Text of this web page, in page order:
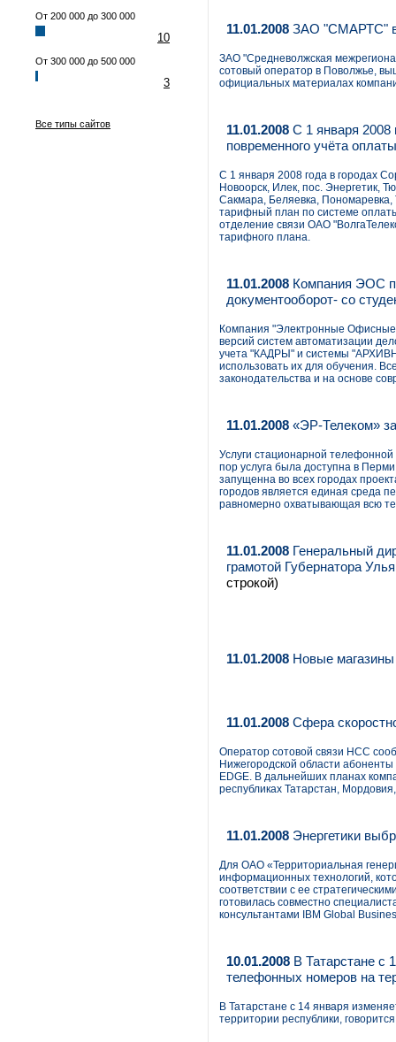
От 200 000 до 300 000
10
От 300 000 до 500 000
3
Все типы сайтов
11.01.2008 ЗАО "СМАРТС"
ЗАО "Средневолжская
сотовый оператор в Поволжье,
официальных материалах
11.01.2008 С 1 января 2008
повременного учёта
С 1 января 2008 года в городах
Новоорск, Илек, пос. Энергетик,
Сакмара, Беляевка,
тарифный план по системе
отделение связи ОАО
тарифного плана.
11.01.2008 Компания ЭОС
документооборот- со
Компания "Электронные
версий систем автоматизации
учета "КАДРЫ" и системы
использовать их для обучения.
законодательства и на основе
11.01.2008 «ЭР-Телеком»
Услуги стационарной
пор услуга была доступна в
запущенна во всех городах
городов является единая среда
равномерно охватывающая всю
11.01.2008 Генеральный
грамотой Губернатора
строкой)
11.01.2008 Новые
11.01.2008 Сфера
Оператор сотовой связи НСС
Нижегородской области
EDGE. В дальнейших планах
республиках Татарстан,
11.01.2008 Энергетики
Для ОАО «Территориальная
информационных технологий,
соответствии с ее
готовилась совместно
консультантами IBM Global
10.01.2008 В Татарстане с
телефонных номеров на
В Татарстане с 14 января
территории республики,